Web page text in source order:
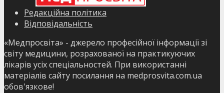
Редакційна політика
Відповідальність
«Медпросвіта» - джерело професійної інформації зі
світу медицини, розрахованої на практикуючих
лікарів усіх спеціальностей. При використанні
матеріалів сайту посилання на medprosvita.com.ua
обов'язкове!